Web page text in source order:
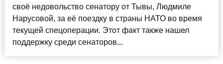
своё недовольство сенатору от Тывы, Людмиле
Нарусовой, за её поездку в страны НАТО во время
текущей спецоперации. Этот факт также нашел
поддержку среди сенаторов...